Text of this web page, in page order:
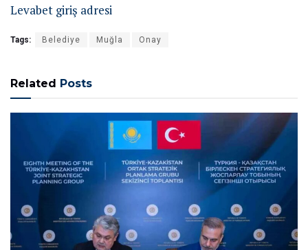
Levabet giriş adresi
Tags: Belediye Muğla Onay
Related Posts